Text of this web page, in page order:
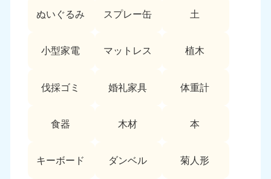
ぬいぐるみ スプレー缶 土
小型家電 マットレス 植木
伐採ゴミ 婚礼家具 体重計
食器 木材 本
キーボード ダンベル 菊人形
050-1881-5256
9:00〜19:00 年中無休
050-1881-5260
9:00〜19:00 年中無休
福井県 石川県
050-1881-5262
9:00〜19:00 年中無休
050-1881-5257
9:00〜19:00 年中無休
新潟県
050-1881-5263